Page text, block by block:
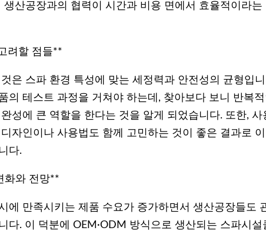
산공장과의 협력이 시간과 비용 면에서 효율적이라는
려할 점들**
은 스파 환경 특성에 맞는 세정력과 안전성의 균형입
의 테스트 과정을 거쳐야 하는데, 찾아보다 보니 반복적
성에 큰 역할을 한다는 것을 알게 되었습니다. 또한, 사
자인이나 사용법도 함께 고민하는 것이 좋은 결과로
다.
화와 전망**
에 만족시키는 제품 수요가 증가하면서 생산공장들도
다. 이 덕분에 OEM·ODM 방식으로 생산되는 스파시설